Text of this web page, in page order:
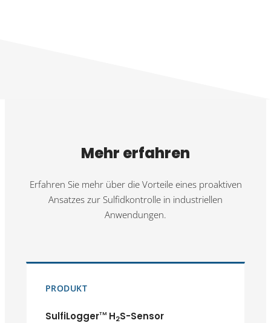
Mehr erfahren
Erfahren Sie mehr über die Vorteile eines proaktiven
Ansatzes zur Sulfidkontrolle in industriellen
Anwendungen.
PRODUKT
SulfiLoggerTMH2S-Sensor